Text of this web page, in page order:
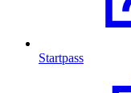
Startpass